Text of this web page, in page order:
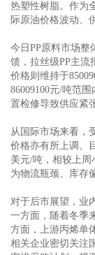
热塑性树脂。作为
际原油价格波动、
今日PP原料市场整
馈，拉丝级PP主流
价格则维持于
86009100元/吨范
置检修导致供应紧
从国际市场来看，
价格亦有所上调。
美元/吨，相较上周
为物流瓶颈、库存
对于后市展望，业
一方面，随着冬季
方面，上游丙烯单
相关企业密切关注